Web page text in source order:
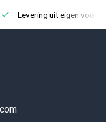
Levering uit eigen